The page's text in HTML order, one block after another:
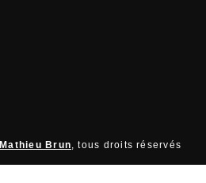
Mathieu Brun, tous droits réservés